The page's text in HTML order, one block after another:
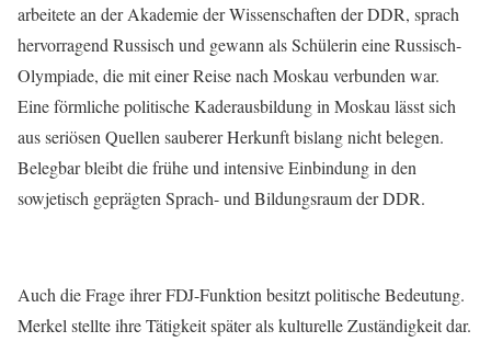
arbeitete an der Akademie der Wissenschaften der DDR, sprach
hervorragend Russisch und gewann als Schülerin eine Russisch-
Olympiade, die mit einer Reise nach Moskau verbunden war.
Eine förmliche politische Kaderausbildung in Moskau lässt sich
aus seriösen Quellen sauberer Herkunft bislang nicht belegen.
Belegbar bleibt die frühe und intensive Einbindung in den
sowjetisch geprägten Sprach- und Bildungsraum der DDR.
Auch die Frage ihrer FDJ-Funktion besitzt politische Bedeutung.
Merkel stellte ihre Tätigkeit später als kulturelle Zuständigkeit dar.